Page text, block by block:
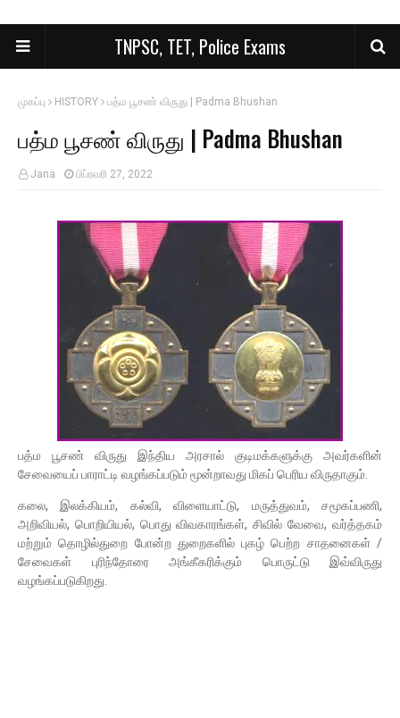
TNPSC, TET, Police Exams
முகப்பு HISTORY பத்ம பூசண் விருது | Padma Bhushan
பத்ம பூசண் விருது | Padma Bhushan
Jana பிப்ரவரி 27, 2022
பத்ம பூசண் விருது இந்திய அரசால் குடிமக்களுக்கு அவர்களின்
சேவையைப் பாராட்டி வழங்கப்படும் மூன்றாவது மிகப் பெரிய விருதாகும்.
கலை, இலக்கியம், கல்வி, விளையாட்டு, மருத்துவம், சமூகப்பணி,
அறிவியல், பொறியியல், பொது விவகாரங்கள், சிவில் வேவை, வர்த்தகம்
மற்றும் தொழில்துறை போன்ற துறைகளில் புகழ் பெற்ற சாதனைகள் /
சேவைகள் புரிந்தோரை அங்கீகரிக்கும் பொருட்டு இவ்விருது
வழங்கப்படுகிறது.